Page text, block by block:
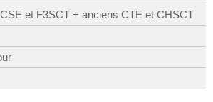
et F3SCT + anciens CTE et CHSCT